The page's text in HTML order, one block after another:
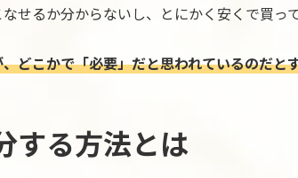
せるか分からないし、とにかく安くで買
どこかで「必要」だと思われているのだ
する方法とは